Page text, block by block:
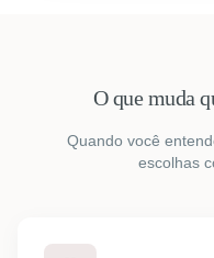
O que muda
Quando você
escolhas